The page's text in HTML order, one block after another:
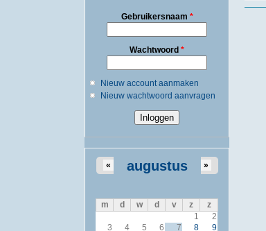
Gebruikersnaam *
Wachtwoord *
Nieuw account aanmaken
Nieuw wachtwoord aanvragen
augustus
« »
m d w d v z
z
1
2
3
4 5 6 7 8
9